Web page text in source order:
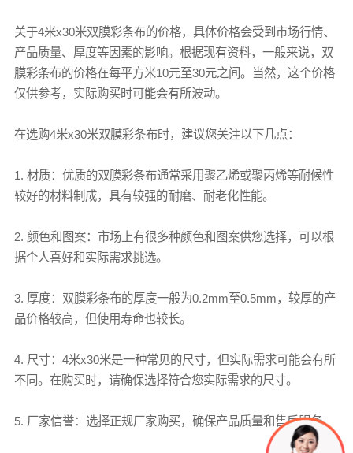
关于4米x30米双膜彩条布的价格，具体价格会受到市场行情、
产品质量、厚度等因素的影响。根据现有资料，一般来说， 双
膜彩条布的价格在每平方米10元至30元之间。当然，这个价格
仅供参考，实际购买时可能会有所波动。
在选购4米x30米双膜彩条布时，建议您关注以下几点：
1. 材质：优质的双膜彩条布通常采用聚乙烯或聚丙烯等耐候性
较好的材料制成，具有较强的耐磨、耐老化性能。
2. 颜色和图案：市场上有很多种颜色和图案供您选择，可以根
据个人喜好和实际需求挑选。
3. 厚度：双膜彩条布的厚度一般为0.2mm至0.5mm，较厚的产
品价格较高，但使用寿命也较长。
4. 尺寸：4米x30米是一种常见的尺寸，但实际需求可能会有所
不同。在购买时，请确保选择符合您实际需求的尺寸。
5. 厂家信誉：选择正规厂家购买，确保产品质量和售后服务。